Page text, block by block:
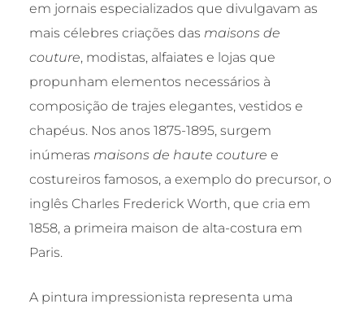
em jornais especializados que divulgavam as
mais célebres criações das maisons de
couture, modistas, alfaiates e lojas que
propunham elementos necessários à
composição de trajes elegantes, vestidos e
chapéus. Nos anos 1875-1895, surgem
inúmeras maisons de haute couture e
costureiros famosos, a exemplo do precursor, o
inglês Charles Frederick Worth, que cria em
1858, a primeira maison de alta-costura em
Paris.
A pintura impressionista representa uma